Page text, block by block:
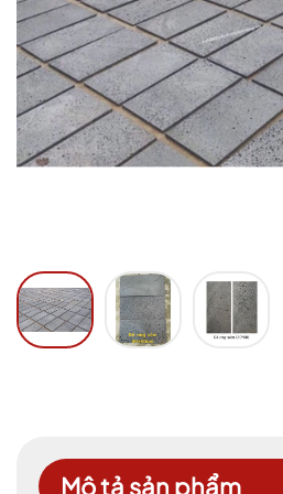
Mô tả sản phẩm